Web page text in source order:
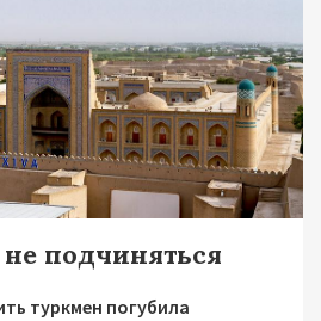
подчиняться
туркмен погубила